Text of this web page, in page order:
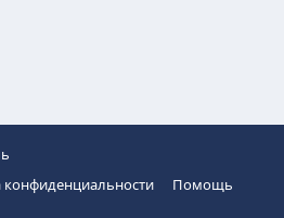
конфиденциальности
Помощь